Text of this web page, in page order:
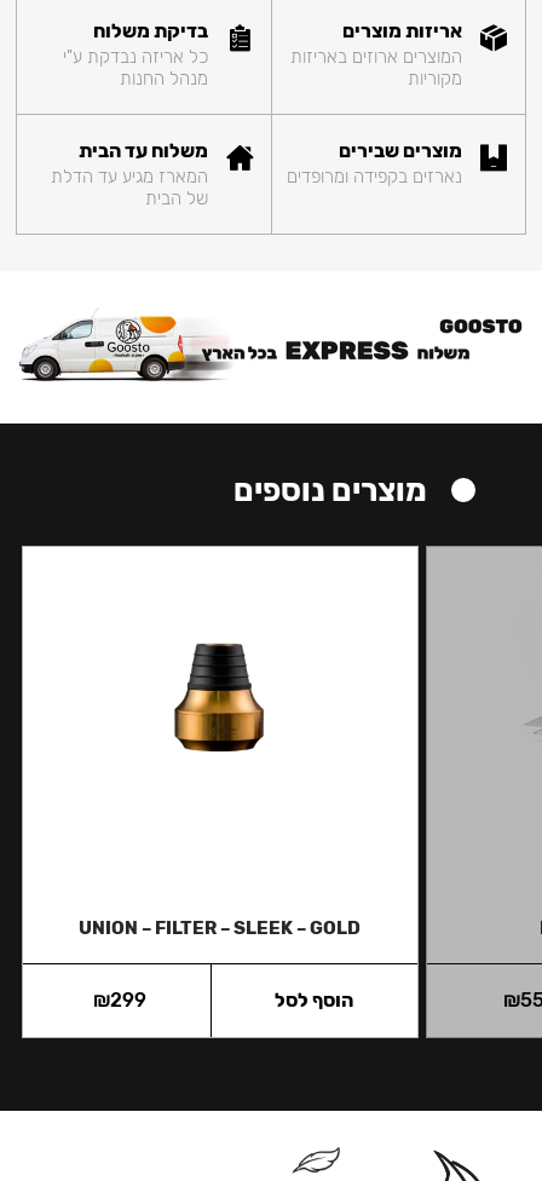
אריזות מוצרים
המוצרים ארוזים באריזות
מקוריות
בדיקת משלוח
כל אריזה נבדקת ע"י
מנהל החנות
מוצרים שבירים
נארזים בקפידה ומרופדים
משלוח עד הבית
המארז מגיע עד הדלת
של הבית
מוצרים נוספים
₪
UNION – FILTER – SLEEK – GOLD
₪299 הוסף לסל